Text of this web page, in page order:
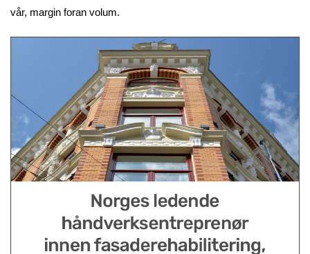
vår, margin foran volum.